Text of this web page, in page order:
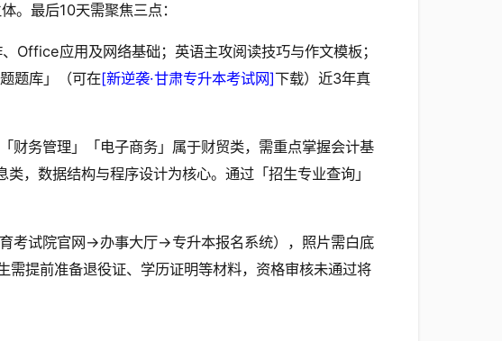
。最后10天需聚焦三点：
Office应用及网络基础；英语主攻阅读技巧与作文模板；
题库」（可在[新逆袭·甘肃专升本考试网]下载）近3年真
财务管理」「电子商务」属于财贸类，需重点掌握会计基
，数据结构与程序设计为核心。通过「招生专业查询」
考试院官网→办事大厅→专升本报名系统），照片需白底
提前准备退役证、学历证明等材料，资格审核未通过将